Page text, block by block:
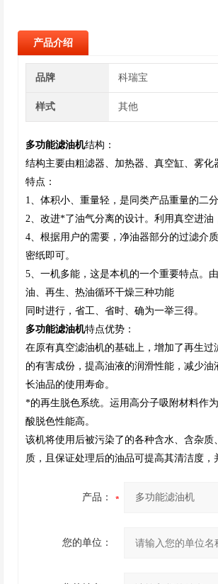
产品介绍
品牌 科瑞宝
样式 其他
多功能滤油机结构：
结构主要由粗滤器、加热器、真空缸、雾化
特点：
1、体积小、重量轻，是同类产品重量的二分
2、改进*了油气分离的设计。利用真空进油
4、根据用户的需要，净油器部分的过滤介
密纸即可。
5、一机多能，这是本机的一个重要特点。
油、再生、热油循环干燥三种功能
同时进行，省工、省时、确为一举三得。
多功能滤油机特点优势：
在原有真空滤油机的基础上，增加了再生
的有害成份，提高油液的润滑性能，减少
长油品的使用寿命。
*的再生脱色系统。运用高分子吸附材料作
酸脱色性能高。
该机将使用后被污染了的各种含水、含杂
质，且保证处理后的油品可提高其清洁度，
产品：
您的单位：